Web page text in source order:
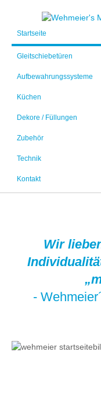
Startseite
Gleitschiebetüren
Aufbewahrungssysteme
Küchen
Dekore / Füllungen
Zubehör
Technik
Kontakt
Wir
-